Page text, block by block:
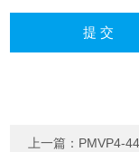
上一篇： PMVP4-